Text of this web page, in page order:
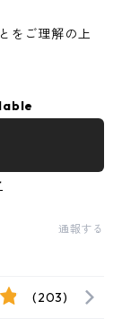
をご理解の上
通報する
(203)